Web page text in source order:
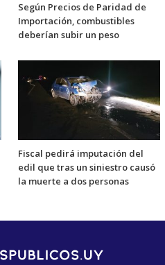
Según Precios de Paridad de
Importación, combustibles
deberían subir un peso
Fiscal pedirá imputación del
edil que tras un siniestro causó
la muerte a dos personas